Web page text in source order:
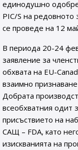
единодушно
PIC/S на редовното
се проведе на 12
В периода 20-24
заявление за
обхвата на EU-
взаимно
Добрата
всеобхватния одит
присъствието на
САЩ – FDA, като
изискванията на